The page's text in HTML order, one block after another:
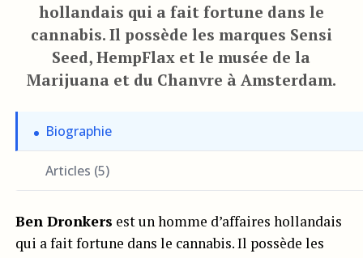
hollandais qui a fait fortune dans le
cannabis. Il possède les marques Sensi
Seed, HempFlax et le musée de la
Marijuana et du Chanvre à Amsterdam.
Biographie
Articles (5)
Ben Dronkers est un homme d’affaires hollandais
qui a fait fortune dans le cannabis. Il possède les